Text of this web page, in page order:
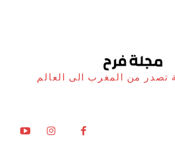
تصدر من المغرب الى العالم